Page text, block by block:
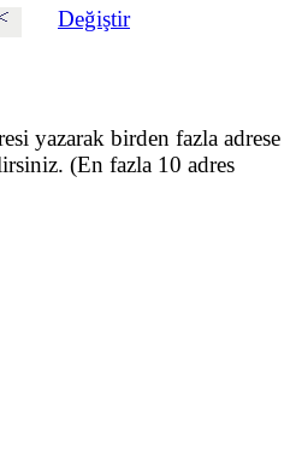
Değiştir
yazarak birden fazla adrese
(En fazla 10 adres